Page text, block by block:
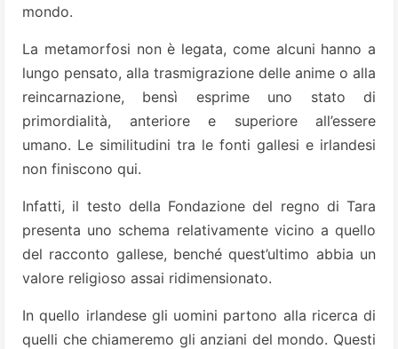
mondo.
La metamorfosi non è legata, come alcuni hanno a
lungo pensato, alla trasmigrazione delle anime o alla
reincarnazione, bensì esprime uno stato di
primordialità, anteriore e superiore all’essere
umano. Le similitudini tra le fonti gallesi e irlandesi
non finiscono qui.
Infatti, il testo della Fondazione del regno di Tara
presenta uno schema relativamente vicino a quello
del racconto gallese, benché quest’ultimo abbia un
valore religioso assai ridimensionato.
In quello irlandese gli uomini partono alla ricerca di
quelli che chiameremo gli anziani del mondo. Questi